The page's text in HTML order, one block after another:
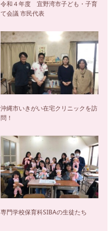
令和４年度 宜野湾市子ども・子育
て会議 市民代表
沖縄市いきがい在宅クリニックを訪
問！
専門学校保育科SIBAの生徒たち